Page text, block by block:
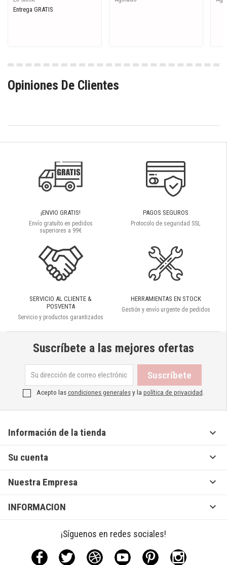
Entrega GRATIS
Opiniones De Clientes
¡ENVIO GRATIS!
Envío gratuíto en pedidos
superiores a 99€
PAGOS SEGUROS
Protocolo de seguridad SSL
SERVICIO AL CLIENTE &
POSVENTA
Servicio y productos garantizados
HERRAMIENTAS EN STOCK
Gestión y envío urgente de pedidos
Suscríbete a las mejores ofertas
Acepto lascondiciones generalesy la política de privacidad
Información de la tienda 
Su cuenta 
Nuestra Empresa 
INFORMACION 
¡Síguenos en redes sociales!
Facebook Twitter Rss YouTubePinterestInstagram